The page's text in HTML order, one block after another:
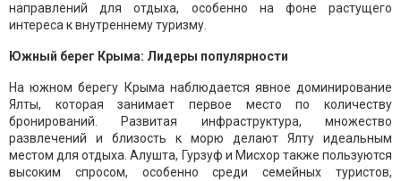
направлений для отдыха, особенно на фоне растущего
интереса к внутреннему туризму.
Южный берег Крыма: Лидеры популярности
На южном берегу Крыма наблюдается явное доминирование
Ялты, которая занимает первое место по количеству
бронирований. Развитая инфраструктура, множество
развлечений и близость к морю делают Ялту идеальным
местом для отдыха. Алушта, Гурзуф и Мисхор также пользуются
высоким спросом, особенно среди семейных туристов,